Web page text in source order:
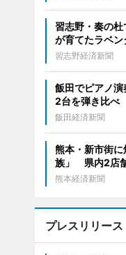
習志野・奏の
が育てたラベ
習志野経済新聞
飯田でピアノ
2台を弾き比べ
飯田経済新聞
熊本・新市街
族」 県内2店
熊本経済新聞
プレスリリース